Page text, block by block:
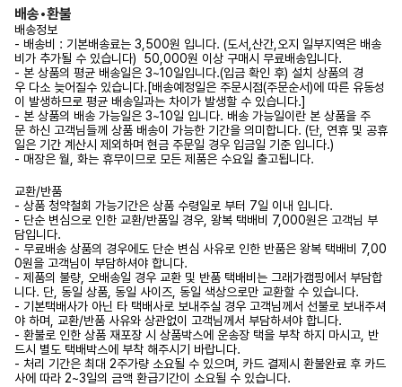
배송•환불
배송정보
- 배송비 : 기본배송료는 3,500원 입니다. (도서,산간,오지 일부지역은 배송
비가 추가될 수 있습니다) 50,000원 이상 구매시 무료배송입니다.
- 본 상품의 평균 배송일은 3~10일입니다.(입금 확인 후) 설치 상품의 경
우 다소 늦어질수 있습니다.[배송예정일은 주문시점(주문순서)에 따른 유동성
이 발생하므로 평균 배송일과는 차이가 발생할 수 있습니다.]
- 본 상품의 배송 가능일은 3~10일 입니다. 배송 가능일이란 본 상품을 주
문 하신 고객님들께 상품 배송이 가능한 기간을 의미합니다. (단, 연휴 및 공휴
일은 기간 계산시 제외하며 현금 주문일 경우 입금일 기준 입니다.)
- 매장은 월, 화는 휴무이므로 모든 제품은 수요일 출고됩니다.
교환/반품
- 상품 청약철회 가능기간은 상품 수령일로 부터 7일 이내 입니다.
- 단순 변심으로 인한 교환/반품일 경우, 왕복 택배비 7,000원은 고객님 부
담입니다.
- 무료배송 상품의 경우에도 단순 변심 사유로 인한 반품은 왕복 택배비 7,00
0원을 고객님이 부담하셔야 합니다.
- 제품의 불량, 오배송일 경우 교환 및 반품 택배비는 그래가캠핑에서 부담합
니다. 단, 동일 상품, 동일 사이즈, 동일 색상으로만 교환할 수 있습니다.
- 기본택배사가 아닌 타 택배사로 보내주실 경우 고객님께서 선불로 보내주셔
야 하며, 교환/반품 사유와 상관없이 고객님께서 부담하셔야 합니다.
- 환불로 인한 상품 재포장 시 상품박스에 운송장 택을 부착 하지 마시고, 반
드시 별도 택배박스에 부착 해주시기 바랍니다.
- 처리 기간은 최대 2주가량 소요될 수 있으며, 카드 결제시 환불완료 후 카드
사에 따라 2~3일의 금액 환급기간이 소요될 수 있습니다.